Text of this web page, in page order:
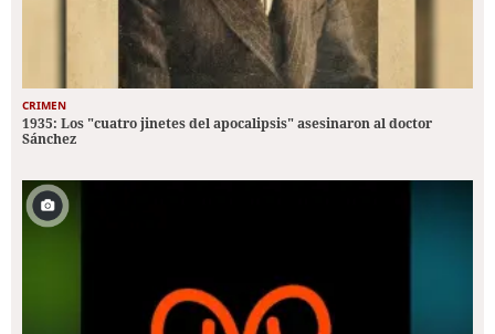
CRIMEN
1935: Los "cuatro jinetes del apocalipsis" asesinaron al doctor
Sánchez